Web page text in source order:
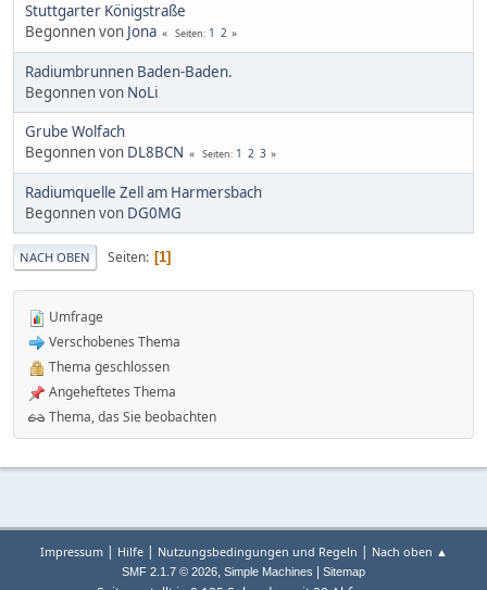
Stuttgarter Königstraße
Begonnen von Jona Seiten 1 2
Radiumbrunnen Baden-Baden.
Begonnen von NoLi
Grube Wolfach
Begonnen von DL8BCN Seiten 1 2 3
Radiumquelle Zell am Harmersbach
Begonnen von DG0MG
NACH OBEN Seiten 1
Umfrage
Verschobenes Thema
Thema geschlossen
Angeheftetes Thema
Thema, das Sie beobachten
Impressum| Hilfe| Nutzungsbedingungen und Regeln | Nach oben ▲
SMF 2.1.7 © 2026, Simple Machines Sitemap